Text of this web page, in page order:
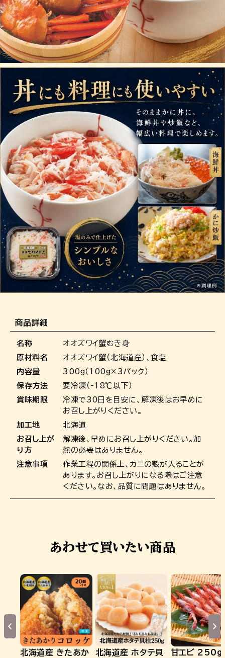
商品詳細
名称
オオズワイ蟹むき身
原材料名
オオズワイ蟹（北海道産）、食塩
内容量
300g（100g×3パック）
保存方法
要冷凍（-18℃以下）
賞味期限
冷凍で30日を目安に、解凍後はお早めに
お召し上がりください。
加工地
北海道
お召し上が
り方
解凍後、早めにお召し上がりください。加
熱の必要はありません。
注意事項
作業工程の関係上、カニの殻が入ることが
あります。お召し上がりになる際はご注意
ください。なお、品質に問題はありません。
あわせて買いたい商品
北海道産 きたあか
北海道産 ホタテ貝
甘エビ 250g